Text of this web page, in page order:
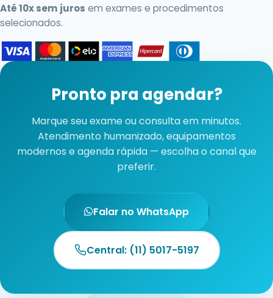
Até 10x sem juros em exames e procedimentos
selecionados.
Pronto pra agendar?
Marque seu exame ou consulta em minutos.
Atendimento humanizado, equipamentos
modernos e agenda rápida — escolha o canal que
preferir.
Falar no WhatsApp
Central: (11) 5017-5197